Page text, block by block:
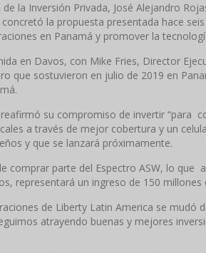
la Inversión Privada, José Alejandro
la propuesta presentada hace
en Panamá y promover la
en Davos, con Mike Fries, Director
que sostuvieron en julio de 2019 en
su compromiso de invertir “para
a través de mejor cobertura y un
y que se lanzará próximamente.
comprar parte del Espectro ASW, lo que
representará un ingreso de 150 millones
de Liberty Latin America se mudó
atrayendo buenas y mejores